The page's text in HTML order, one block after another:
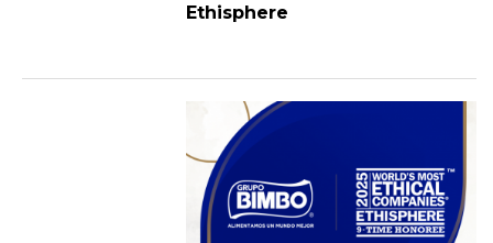
Ethisphere